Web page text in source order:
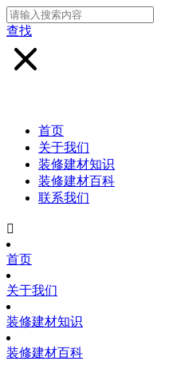
查找
首页
关于我们
装修建材知识
装修建材百科
联系我们

首页
关于我们
装修建材知识
装修建材百科